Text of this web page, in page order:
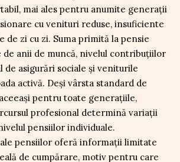
mai ales pentru anumite generații
cu venituri reduse, insuficiente
de zi cu zi. Suma primită la pensie
anii de muncă, nivelul contribuțiilor
de asigurări sociale și veniturile
activă. Deși vârsta standard de
pentru toate generațiile,
profesional determină variații
pensiilor individuale.
pensiilor oferă informații limitate
de cumpărare, motiv pentru care